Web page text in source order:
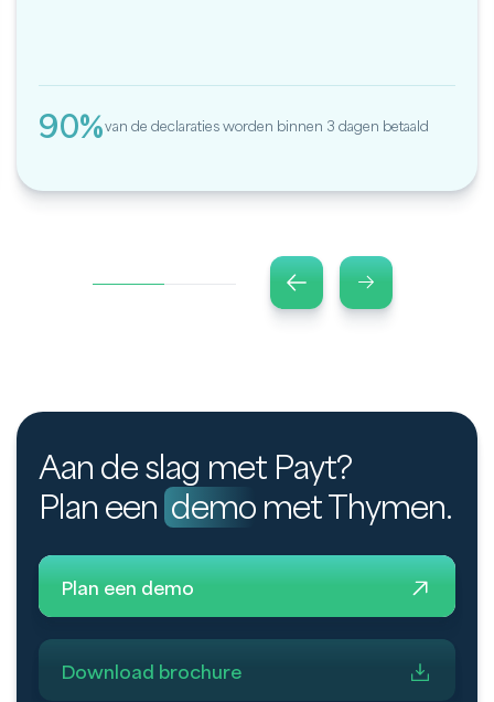
90%van de declaraties worden binnen 3 dagen betaald
Aan de slag met Payt?
Plan een demo met Thymen.
Plan een demo
Download brochure